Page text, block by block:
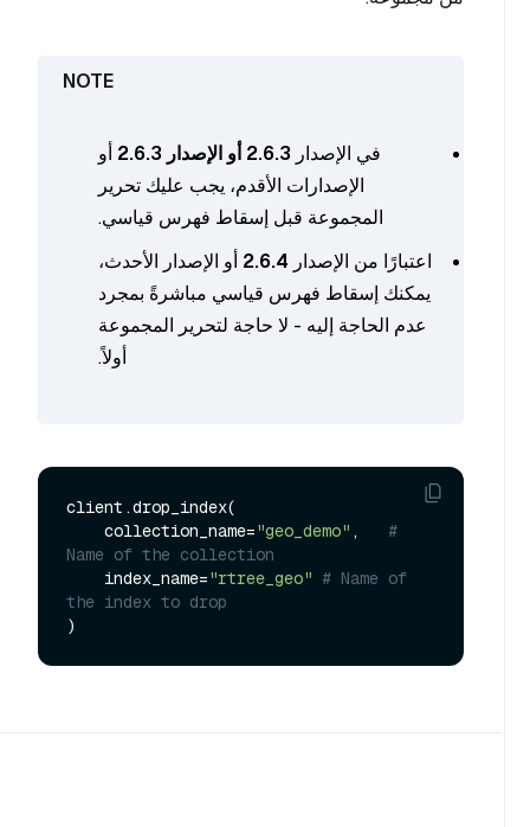
في الإصدار 2.6.3 أو الإصدار 2.6.3
أو
الإصدارات الأقدم، يجب عليك تحرير
المجموعة قبل إسقاط فهرس قياسي.
اعتبارًا من الإصدار 2.6.4 أو الإصدار الأحدث،
يمكنك إسقاط فهرس قياسي مباشرةً بمجرد
عدم الحاجة إليه - لا حاجة لتحرير المجموعة
أولاً.
client.drop_index(
    collection_name=
"geo_demo" , #
Name of the collection
    index_name=
"rtree_geo" # Name of
the index to drop